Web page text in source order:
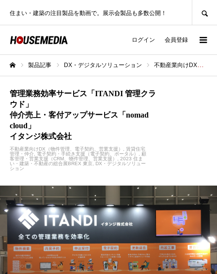
住まい・建築の注目製品を動画で。展示会製品も多数公開！
ログイン 会員登録
製品記事 DX・デジタルソリューション 不動産業向けDX（物件管理、電子契約、営業支援）
管理業務効率サービス「ITANDI 管理クラ
ウド」
仲介売上・客付アップサービス「nomad
cloud」
イタンジ株式会社
不動産業向けDX（物件管理、電子契約、営業支援）
賃貸住宅
管理・仲介
電子契約・手続き支援（電子契約、ポータル）
顧
客管理・営業支援（CRM、物件管理、営業支援）
2023 住ま
い・建築・不動産の総合展BREX 東京
DX・デジタルソリュー
ション